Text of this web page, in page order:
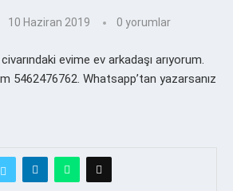
10 Haziran 2019 0 yorumlar
evime ev arkadaşı arıyorum.
5462476762. Whatsapp’tan yazarsanız